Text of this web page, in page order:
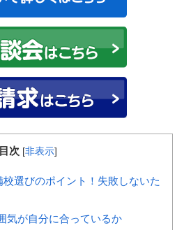
目次 [非表示]
選びのポイント！失敗しないた
気が自分に合っているか